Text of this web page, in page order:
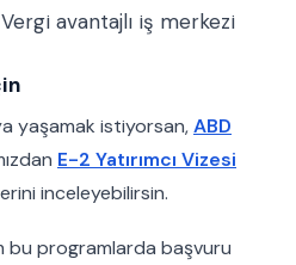
avantajlı iş merkezi
yaşamak istiyorsan,ABD
E-2 Yatırımcı Vizesi
inceleyebilirsin.
bu programlarda başvuru